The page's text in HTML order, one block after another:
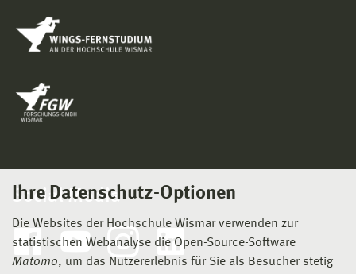
Ihre Datenschutz-Optionen
Die Websites der Hochschule Wismar verwenden zur
statistischen Webanalyse die Open-Source-Software
Matomo, um das Nutzererlebnis für Sie als Besucher stetig
Social Media